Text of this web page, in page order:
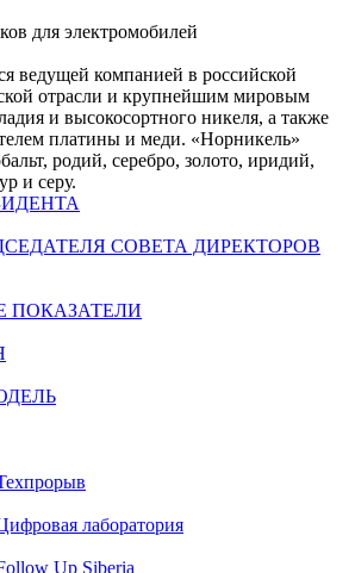
для электромобилей
ведущей компанией в российской
отрасли и крупнейшим мировым
и высокосортного никеля, а также
платины и меди. «Норникель»
родий, серебро, золото, иридий,
и серу.
СОВЕТА ДИРЕКТОРОВ
лаборатория
Up Siberia